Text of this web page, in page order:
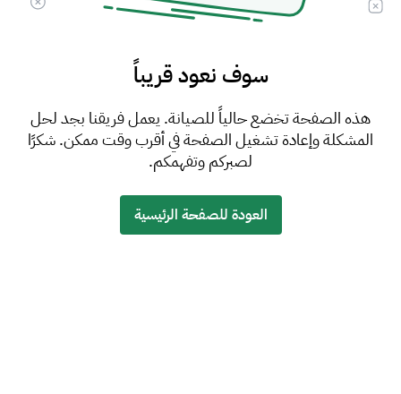
سوف نعود قريباً
هذه الصفحة تخضع حالياً للصيانة. يعمل فريقنا بجد لحل
المشكلة وإعادة تشغيل الصفحة في أقرب وقت ممكن. شكرًا
لصبركم وتفهمكم.
العودة للصفحة الرئيسية